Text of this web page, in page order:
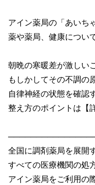
アイン薬局の「あいち
薬や薬局、健康につい
朝晩の寒暖差が激しい
もしかしてその不調の
自律神経の状態を確認
整え方のポイントは【
全国に調剤薬局を展開
すべての医療機関の処
アイン薬局をご利用の